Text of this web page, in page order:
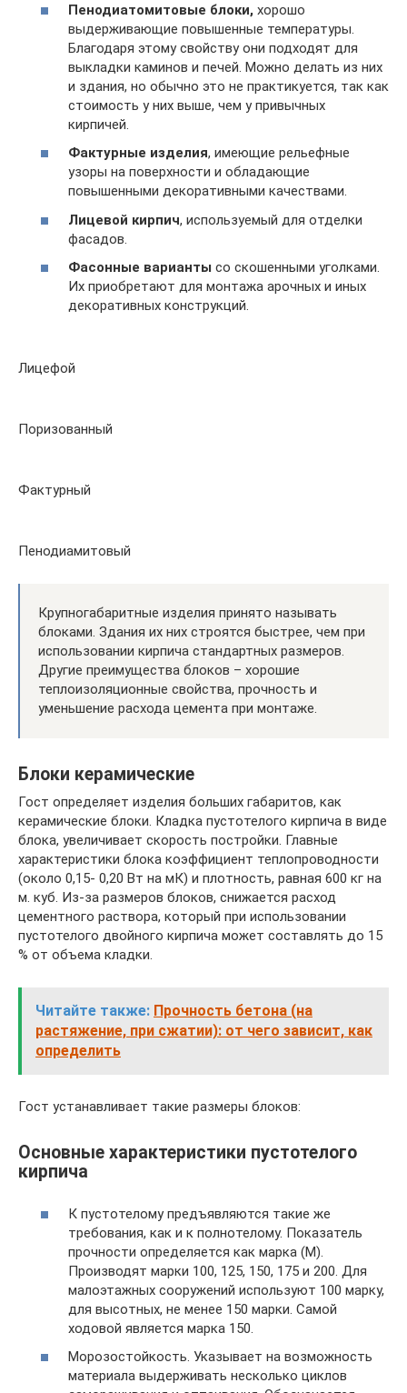
Пенодиатомитовые блоки, хорошо
выдерживающие повышенные температуры.
Благодаря этому свойству они подходят для
выкладки каминов и печей. Можно делать из них
и здания, но обычно это не практикуется, так как
стоимость у них выше, чем у привычных
кирпичей.
Фактурные изделия, имеющие рельефные
узоры на поверхности и обладающие
повышенными декоративными качествами.
Лицевой кирпич, используемый для отделки
фасадов.
Фасонные варианты со скошенными уголками.
Их приобретают для монтажа арочных и иных
декоративных конструкций.
Лицефой
Поризованный
Фактурный
Пенодиамитовый
Крупногабаритные изделия принято называть
блоками. Здания их них строятся быстрее, чем при
использовании кирпича стандартных размеров.
Другие преимущества блоков – хорошие
теплоизоляционные свойства, прочность и
уменьшение расхода цемента при монтаже.
Блоки керамические
Гост определяет изделия больших габаритов, как
керамические блоки. Кладка пустотелого кирпича в виде
блока, увеличивает скорость постройки. Главные
характеристики блока коэффициент теплопроводности
(около 0,15- 0,20 Вт на мК) и плотность, равная 600 кг на
м. куб. Из-за размеров блоков, снижается расход
цементного раствора, который при использовании
пустотелого двойного кирпича может составлять до 15
% от объема кладки.
Читайте также: Прочность бетона (на
растяжение, при сжатии): от чего зависит, как
определить
Гост устанавливает такие размеры блоков:
Основные характеристики пустотелого
кирпича
К пустотелому предъявляются такие же
требования, как и к полнотелому. Показатель
прочности определяется как марка (М).
Производят марки 100, 125, 150, 175 и 200. Для
малоэтажных сооружений используют 100 марку,
для высотных, не менее 150 марки. Самой
ходовой является марка 150.
Морозостойкость. Указывает на возможность
материала выдерживать несколько циклов